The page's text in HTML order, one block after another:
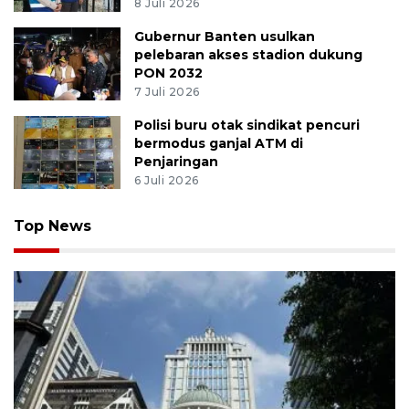
8 Juli 2026
Gubernur Banten usulkan
pelebaran akses stadion dukung
PON 2032
7 Juli 2026
Polisi buru otak sindikat pencuri
bermodus ganjal ATM di
Penjaringan
6 Juli 2026
Top News